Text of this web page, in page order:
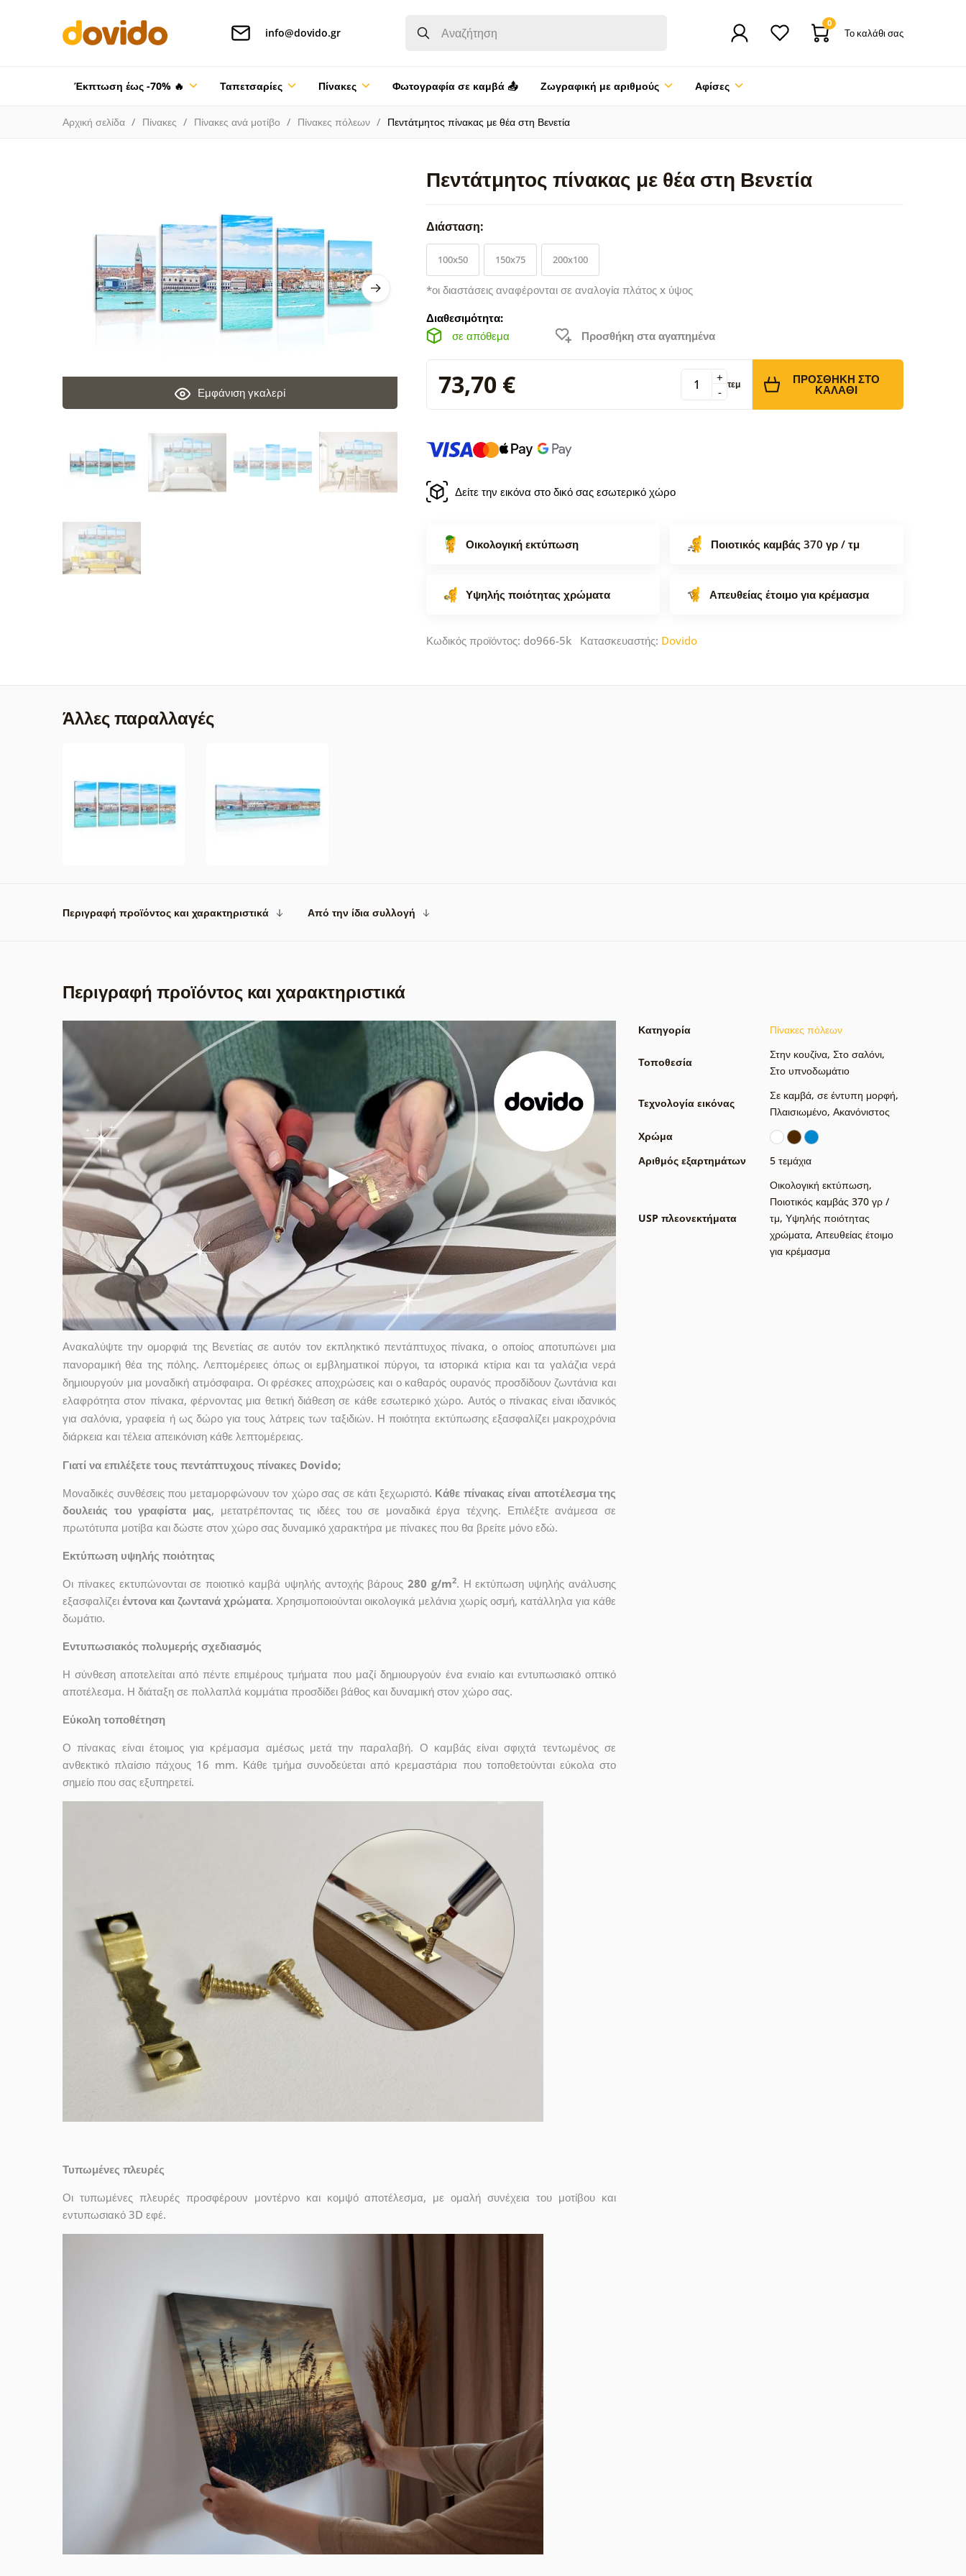
info@dovido.gr
0
Το καλάθι σας
Έκπτωση έως -70% 🔥 Ταπετσαρίες Πίνακες Φωτογραφία σε καμβά 📤 Ζωγραφική με αριθμούς Αφίσες
Αρχική σελίδα Πίνακες Πίνακες ανά μοτίβο Πίνακες πόλεων Πεντάτμητος πίνακας με θέα στη Βενετία
Πεντάτμητος πίνακας με θέα στη Βενετία
Εμφάνιση γκαλερί
Διάσταση:
100x50 150x75 200x100
*οι διαστάσεις αναφέρονται σε αναλογία πλάτος x ύψος
Διαθεσιμότητα:
σε απόθεμα
Προσθήκη στα αγαπημένα
73,70 € -
+ τεμ ΠΡΟΣΘΉΚΗ ΣΤΟ
ΚΑΛΆΘΙ
Δείτε την εικόνα στο δικό σας εσωτερικό χώρο
Οικολογική εκτύπωση Ποιοτικός καμβάς 370 γρ / τμ
Υψηλής ποιότητας χρώματα Απευθείας έτοιμο για κρέμασμα
Κωδικός προϊόντος: do966-5k Κατασκευαστής: Dovido
Άλλες παραλλαγές
Περιγραφή προϊόντος και χαρακτηριστικά Από την ίδια συλλογή
Περιγραφή προϊόντος και χαρακτηριστικά
Ανακαλύψτε την ομορφιά της Βενετίας σε αυτόν τον εκπληκτικό πεντάπτυχος πίνακα, ο οποίος αποτυπώνει μια
πανοραμική θέα της πόλης. Λεπτομέρειες όπως οι εμβληματικοί πύργοι, τα ιστορικά κτίρια και τα γαλάζια νερά
δημιουργούν μια μοναδική ατμόσφαιρα. Οι φρέσκες αποχρώσεις και ο καθαρός ουρανός προσδίδουν ζωντάνια και
ελαφρότητα στον πίνακα, φέρνοντας μια θετική διάθεση σε κάθε εσωτερικό χώρο. Αυτός ο πίνακας είναι ιδανικός
για σαλόνια, γραφεία ή ως δώρο για τους λάτρεις των ταξιδιών. Η ποιότητα εκτύπωσης εξασφαλίζει μακροχρόνια
διάρκεια και τέλεια απεικόνιση κάθε λεπτομέρειας.
Γιατί να επιλέξετε τους πεντάπτυχους πίνακες Dovido;
Μοναδικές συνθέσεις που μεταμορφώνουν τον χώρο σας σε κάτι ξεχωριστό. Κάθε πίνακας είναι αποτέλεσμα της
δουλειάς του γραφίστα μας, μετατρέποντας τις ιδέες του σε μοναδικά έργα τέχνης. Επιλέξτε ανάμεσα σε
πρωτότυπα μοτίβα και δώστε στον χώρο σας δυναμικό χαρακτήρα με πίνακες που θα βρείτε μόνο εδώ.
Εκτύπωση υψηλής ποιότητας
Οι πίνακες εκτυπώνονται σε ποιοτικό καμβά υψηλής αντοχής βάρους280 g/m2. Η εκτύπωση υψηλής ανάλυσης
εξασφαλίζει έντονα και ζωντανά χρώματα. Χρησιμοποιούνται οικολογικά μελάνια χωρίς οσμή, κατάλληλα για κάθε
δωμάτιο.
Εντυπωσιακός πολυμερής σχεδιασμός
Η σύνθεση αποτελείται από πέντε επιμέρους τμήματα που μαζί δημιουργούν ένα ενιαίο και εντυπωσιακό οπτικό
αποτέλεσμα. Η διάταξη σε πολλαπλά κομμάτια προσδίδει βάθος και δυναμική στον χώρο σας.
Εύκολη τοποθέτηση
Ο πίνακας είναι έτοιμος για κρέμασμα αμέσως μετά την παραλαβή. Ο καμβάς είναι σφιχτά τεντωμένος σε
ανθεκτικό πλαίσιο πάχους 16 mm. Κάθε τμήμα συνοδεύεται από κρεμαστάρια που τοποθετούνται εύκολα στο
σημείο που σας εξυπηρετεί.
Τυπωμένες πλευρές
Οι τυπωμένες πλευρές προσφέρουν μοντέρνο και κομψό αποτέλεσμα, με ομαλή συνέχεια του μοτίβου και
εντυπωσιακό 3D εφέ.
Κατηγορία Πίνακες πόλεων
Τοποθεσία
Στην κουζίνα, Στο σαλόνι,
Στο υπνοδωμάτιο
Τεχνολογία εικόνας
Σε καμβά, σε έντυπη μορφή,
Πλαισιωμένο, Ακανόνιστος
Χρώμα
Αριθμός εξαρτημάτων
5 τεμάχια
USP πλεονεκτήματα
Οικολογική εκτύπωση,
Ποιοτικός καμβάς 370 γρ /
τμ, Υψηλής ποιότητας
χρώματα, Απευθείας έτοιμο
για κρέμασμα